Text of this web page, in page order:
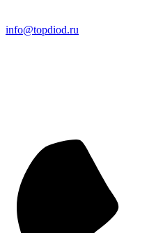
info@topdiod.ru